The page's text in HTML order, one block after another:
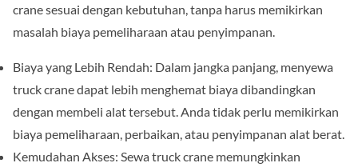
crane sesuai dengan kebutuhan, tanpa harus memikirkan
masalah biaya pemeliharaan atau penyimpanan.
Biaya yang Lebih Rendah: Dalam jangka panjang, menyewa
truck crane dapat lebih menghemat biaya dibandingkan
dengan membeli alat tersebut. Anda tidak perlu memikirkan
biaya pemeliharaan, perbaikan, atau penyimpanan alat berat.
Kemudahan Akses: Sewa truck crane memungkinkan